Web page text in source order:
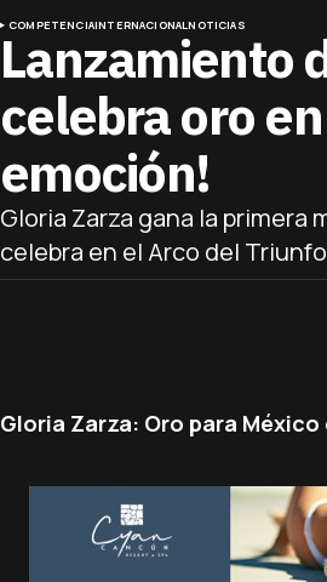
COMPETENCIAINTERNACIONALNOTICIAS
Lanzamiento
celebra oro
emoción!
Gloria Zarza gana la primera
celebra en el Arco del
Gloria Zarza: Oro para